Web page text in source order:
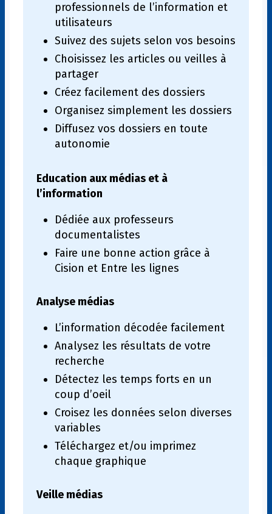
professionnels de l’information et
utilisateurs
Suivez des sujets selon vos besoins
Choisissez les articles ou veilles à
partager
Créez facilement des dossiers
Organisez simplement les dossiers
Diffusez vos dossiers en toute
autonomie
Education aux médias et à
l’information
Dédiée aux professeurs
documentalistes
Faire une bonne action grâce à
Cision et Entre les lignes
Analyse médias
L’information décodée facilement
Analysez les résultats de votre
recherche
Détectez les temps forts en un
coup d’oeil
Croisez les données selon diverses
variables
Téléchargez et/ou imprimez
chaque graphique
Veille médias